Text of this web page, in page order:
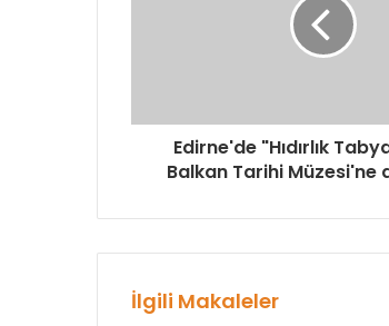
Edirne'de "Hıdırlık
Balkan Tarihi Müzesi'ne
İlgili Makaleler